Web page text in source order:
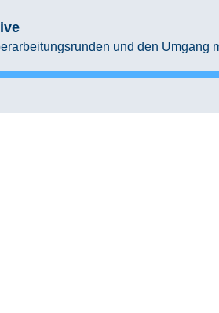
und den Umgang